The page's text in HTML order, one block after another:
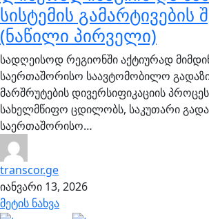
სისტემის გამარტივების
(ნაწილი პირველი)
სადღეისოდ რეგიონში აქტიურად
საერთაშორისო საავტომობილო
მარშრუტების დივერსიფიკაციის
სახელმწიფო ცდილობს, საკუთარი
საერთაშორისო…
transcor.ge
იანვარი 13, 2026
მეტის ნახვა